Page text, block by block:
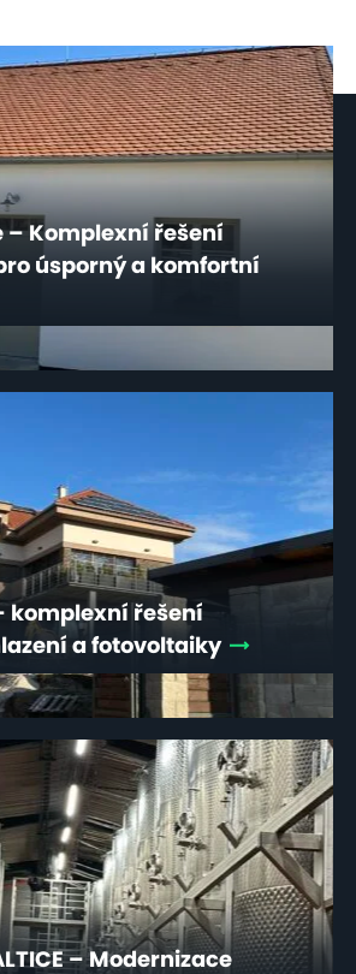
– Komplexní řešení
úsporný a komfortní
komplexní řešení
a fotovoltaiky
– Modernizace